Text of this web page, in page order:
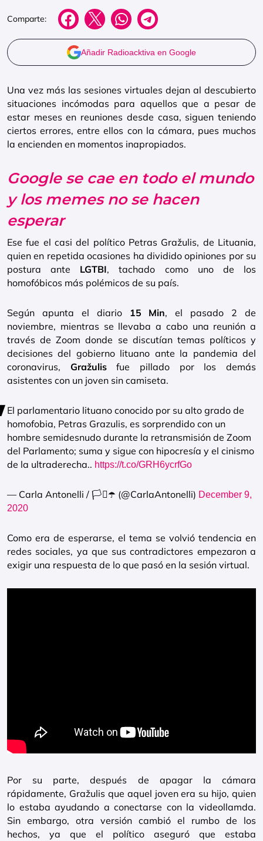
Comparte:
Añadir Radioacktiva en Google
Una vez más las sesiones virtuales dejan al descubierto
situaciones incómodas para aquellos que a pesar de
estar meses en reuniones desde casa, siguen teniendo
ciertos errores, entre ellos con la cámara, pues muchos
la encienden en momentos inapropiados.
Google se cae en todo el mundo
y los memes no se hacen
esperar
Ese fue el casi del político Petras Gražulis, de Lituania,
quien en repetida ocasiones ha dividido opiniones por su
postura ante LGTBI, tachado como uno de los
homofóbicos más polémicos de su país.
Según apunta el diario 15 Min, el pasado 2 de
noviembre, mientras se llevaba a cabo una reunión a
través de Zoom donde se discutían temas políticos y
decisiones del gobierno lituano ante la pandemia del
coronavirus, Gražulisfue pillado por los demás
asistentes con un joven sin camiseta.
El parlamentario lituano conocido por su alto grado de
homofobia, Petras Grazulis, es sorprendido con un
hombre semidesnudo durante la retransmisión de Zoom
del Parlamento; suma y sigue con hipocresía y el cinismo
de la ultraderecha.. https://t.co/GRH6ycrfGo
— Carla Antonelli / 🏳️‍⚧️☂️ (@CarlaAntonelli) December 9,
2020
Como era de esperarse, el tema se volvió tendencia en
redes sociales, ya que sus contradictores empezaron a
exigir una respuesta de lo que pasó en la sesión virtual.
Por su parte, después de apagar la cámara
rápidamente, Gražulis que aquel joven era su hijo, quien
lo estaba ayudando a conectarse con la videollamda.
Sin embargo, otra versión cambió el rumbo de los
hechos, ya que el político aseguró que estaba